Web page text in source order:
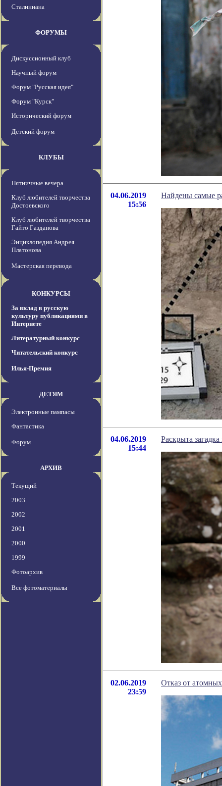
Сталиниана
ФОРУМЫ
Дискуссионный клуб
Научный форум
Форум "Русская идея"
Форум "Курск"
Исторический форум
Детский форум
КЛУБЫ
Пятничные вечера
Клуб любителей творчества
Достоевского
Клуб любителей творчества
Гайто Газданова
Энциклопедия Андрея
Платонова
Мастерская перевода
КОНКУРСЫ
За вклад в русскую
культуру публикациями в
Интернете
Литературный конкурс
Читательский конкурс
Илья-Премия
ДЕТЯМ
Электронные пампасы
Фантастика
Форум
АРХИВ
Текущий
2003
2002
2001
2000
1999
Фотоархив
Все фотоматериалы
04.06.2019
15:56
Найдены самые
04.06.2019
15:44
Раскрыта
02.06.2019
23:59
Отказ от